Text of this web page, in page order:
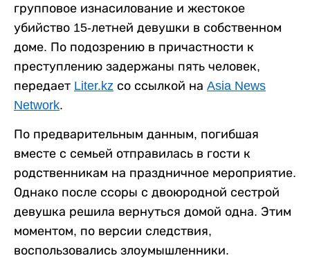
групповое изнасилование и жестокое
убийство 15-летней девушки в собственном
доме. По подозрению в причастности к
преступлению задержаны пять человек,
передает Liter.kz со ссылкой на Asia News
Network.
По предварительным данным, погибшая
вместе с семьей отправилась в гости к
родственникам на праздничное мероприятие.
Однако после ссоры с двоюродной сестрой
девушка решила вернуться домой одна. Этим
моментом, по версии следствия,
воспользовались злоумышленники.